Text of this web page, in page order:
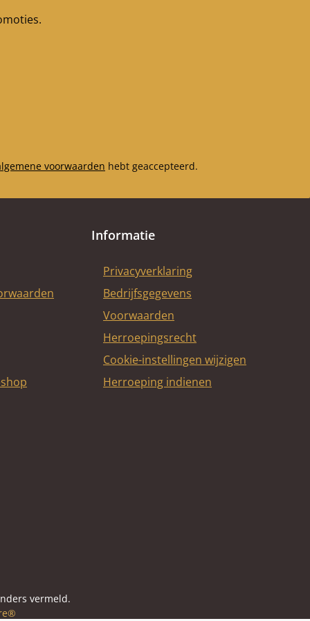
voorwaarden hebt geaccepteerd.
Informatie
Privacyverklaring
Bedrijfsgegevens
Voorwaarden
Herroepingsrecht
Cookie-instellingen wijzigen
Herroeping indienen
vermeld.